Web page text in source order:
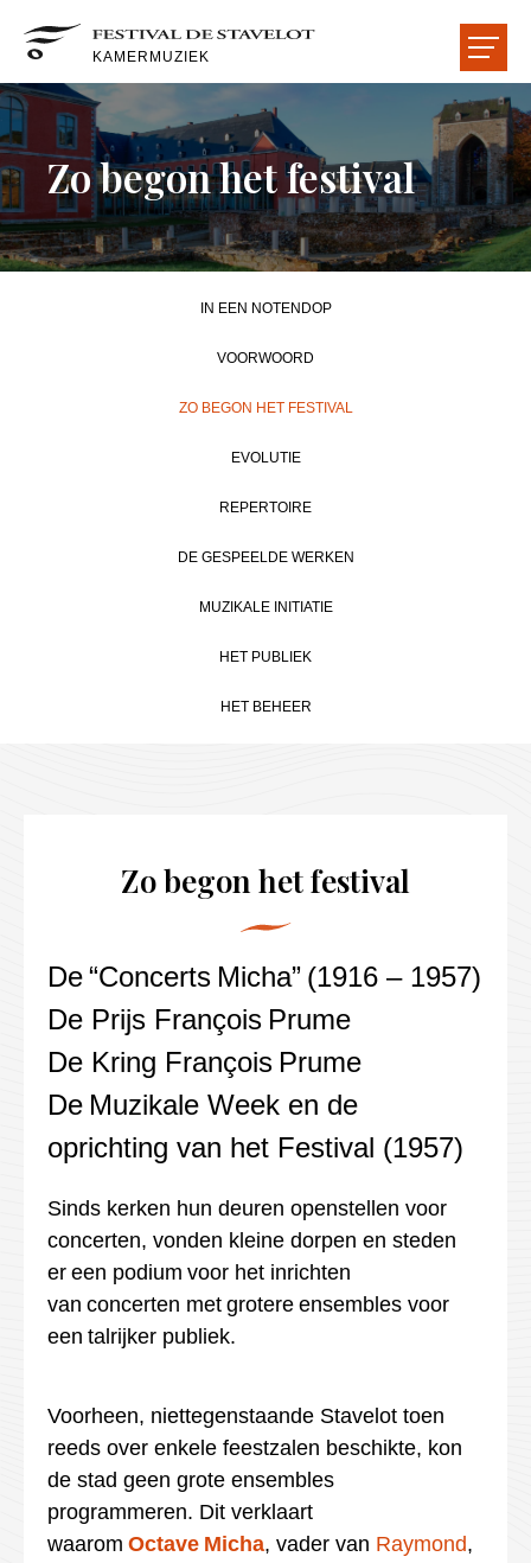
KAMERMUZIEK
LEZEN-LUISTEREN-ZIEN
NL
HET FESTIVAL
DE CONCERTEN
DE ARTIESTEN
VRIENDEN
Zo begon het festival
IN EEN NOTENDOP
VOORWOORD
ZO BEGON HET FESTIVAL
EVOLUTIE
REPERTOIRE
DE GESPEELDE WERKEN
MUZIKALE INITIATIE
HET PUBLIEK
HET BEHEER
Zo begon het festival
De “Concerts Micha” (1916 – 1957)
De Prijs François Prume
De Kring François Prume
De Muzikale Week en de
oprichting van het Festival (1957)
Sinds kerken hun deuren openstellen voor
concerten, vonden kleine dorpen en steden
er een podium voor het inrichten
van concerten met grotere ensembles voor
een talrijker publiek.
Voorheen, niettegenstaande Stavelot toen
reeds over enkele feestzalen beschikte, kon
de stad geen grote ensembles
programmeren. Dit verklaart
waarom Octave Micha, vader van Raymond,